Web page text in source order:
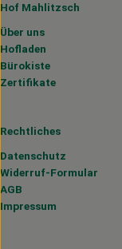
Hof Mahlitzsch
Über uns
Hofladen
Bürokiste
Zertifikate
Rechtliches
Datenschutz
Widerruf-Formular
AGB
Impressum